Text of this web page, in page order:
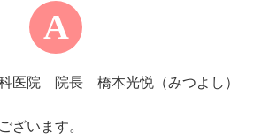
医院 院長 橋本光悦（みつよし）
ざいます。